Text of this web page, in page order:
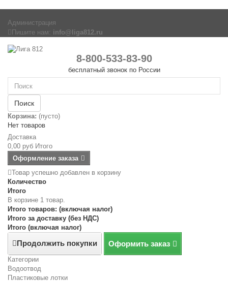
Администрация
Пишите нам: info@liga812.ru
8-800-533-83-90
бесплатный звонок по России
Поиск
Корзина: (пусто)
Нет товаров
Доставка
0,00 руб Итого
Оформление заказа
Товар успешно добавлен в корзину
Количество
Итого
В корзине 1 товар.
Итого товаров: (включая налог)
Итого за доставку (без НДС)
Итого (включая налог)
Продолжить покупки Оформить заказ
Категории
Водоотвод
Пластиковые лотки